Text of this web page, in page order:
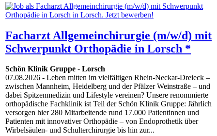
Facharzt Allgemeinchirurgie (m/w/d) mit
Schwerpunkt Orthopädie in Lorsch *
Schön Klinik Gruppe - Lorsch
07.08.2026 - Leben mitten im vielfältigen Rhein-Neckar-Dreieck –
zwischen Mannheim, Heidelberg und der Pfälzer Weinstraße – und
dabei Spitzenmedizin und Lifestyle vereinen? Unsere renommierte
orthopädische Fachklinik ist Teil der Schön Klinik Gruppe: Jährlich
versorgen hier 280 Mitarbeitende rund 17.000 Patientinnen und
Patienten mit innovativer Orthopädie – von Endoprothetik über
Wirbelsäulen- und Schulterchirurgie bis hin zur...